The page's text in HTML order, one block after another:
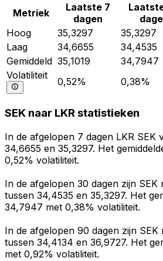
Metriek
Laatste 7
dagen
Hoog
35,3297 35,3297
Laag
34,6655 34,4535
Gemiddeld 35,1019 34,7947
Volatiliteit
0,52% 0,38%
SEK naar LKR statistieken
In de afgelopen 7 dagen LKR SEK
34,6655 en 35,3297. Het
0,52% volatiliteit.
In de afgelopen 30 dagen zijn SEK
tussen 34,4535 en 35,3297. Het
34,7947 met 0,38% volatiliteit.
In de afgelopen 90 dagen zijn SEK
tussen 34,4134 en 36,9727. Het
met 0,92% volatiliteit.